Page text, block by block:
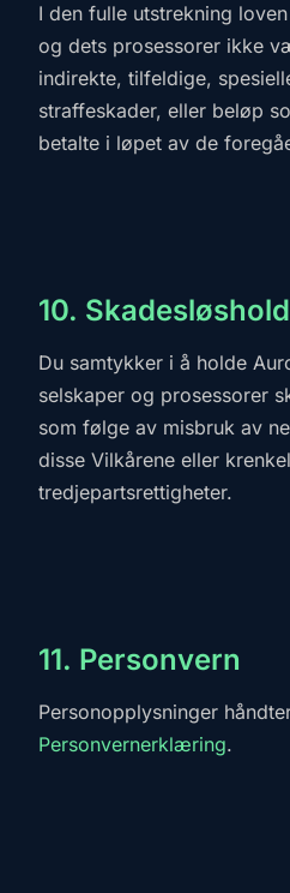
I den fulle utstrekning
og dets prosessorer ikke
indirekte, tilfeldige,
straffeskader, eller beløp
betalte i løpet av de
10.
Du samtykker i å holde
selskaper og prosessorer
som følge av misbruk av
disse Vilkårene eller
tredjepartsrettigheter.
11. Personvern
Personopplysninger
Personvernerklæring.